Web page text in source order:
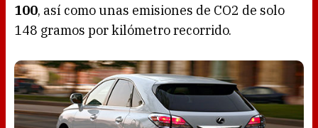
100, así como unas emisiones de CO2 de solo
148 gramos por kilómetro recorrido.